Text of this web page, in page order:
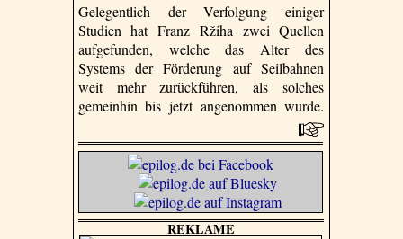
Gelegentlich der Verfolgung einiger
Studien hat Franz Ržiha zwei Quellen
aufgefunden, welche das Alter des
Systems der Förderung auf Seilbahnen
weit mehr zurückführen, als solches
gemeinhin bis jetzt angenommen wurde.
REKLAME